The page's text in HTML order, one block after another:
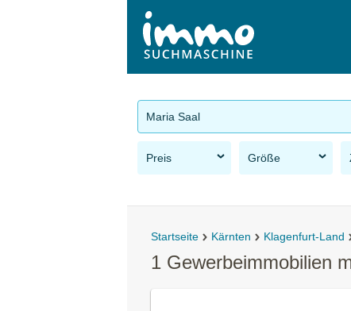
Maria Saal
Preis Größe
Startseite Kärnten Klagenfurt-Land
1 Gewerbeimmobilien